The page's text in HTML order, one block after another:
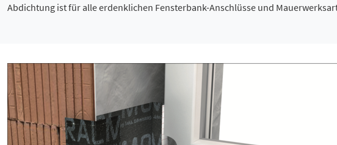
Abdichtung ist für alle erdenklichen Fensterbank-Anschlüsse und